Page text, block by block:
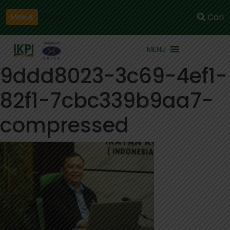
Masuk Cari
MENU
9ddd8023-3c69-4ef1-
82f1-7cbc339b9aa7-
compressed